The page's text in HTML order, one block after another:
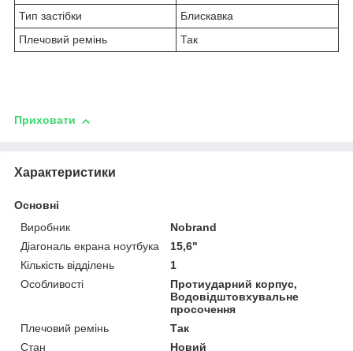
Тип застібки
Блискавка
Плечовий ремінь
Так
Приховати
Характеристики
Основні
Виробник
Nobrand
Діагональ екрана ноутбука
15,6"
Кількість відділень
1
Особливості
Протиударний корпус,
Водовідштовхувальне
просочення
Плечовий ремінь
Так
Стан
Новий